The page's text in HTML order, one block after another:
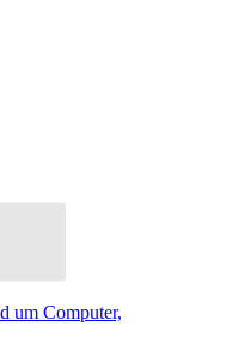
um Computer,